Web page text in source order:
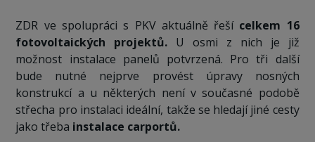
ZDR ve spolupráci s PKV aktuálně řeší celkem 16
fotovoltaických projektů. U osmi z nich je již
možnost instalace panelů potvrzená. Pro tři další
bude nutné nejprve provést úpravy nosných
konstrukcí a u některých není v současné podobě
střecha pro instalaci ideální, takže se hledají jiné cesty
jako třeba instalace carportů.